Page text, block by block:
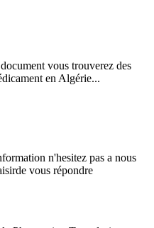
vous trouverez des
en Algérie...
n'hesitez pas a nous
vous répondre